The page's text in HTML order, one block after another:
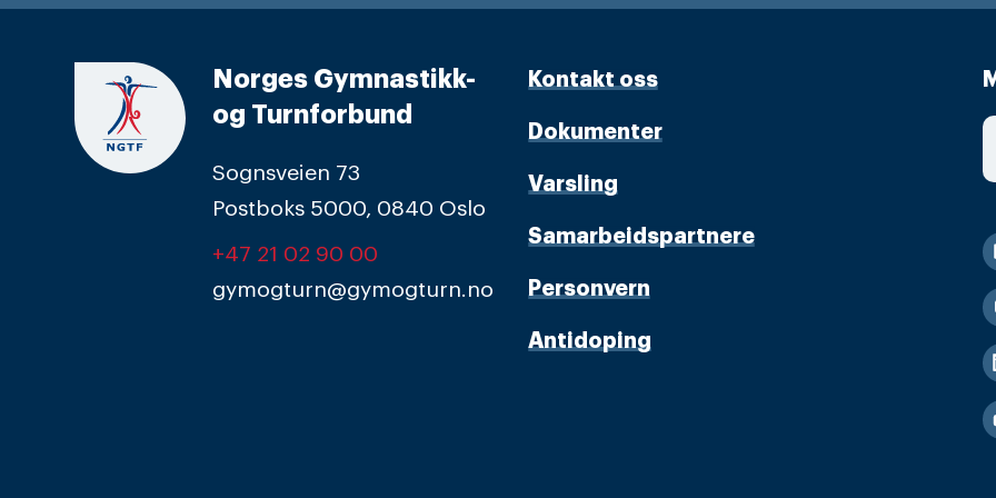
Norges Gymnastikk-
og Turnforbund
Sognsveien 73
Postboks 5000, 0840 Oslo
+47 21 02 90 00
gymogturn@gymogturn.no
Kontakt oss
Dokumenter
Varsling
Samarbeidspartnere
Personvern
Antidoping